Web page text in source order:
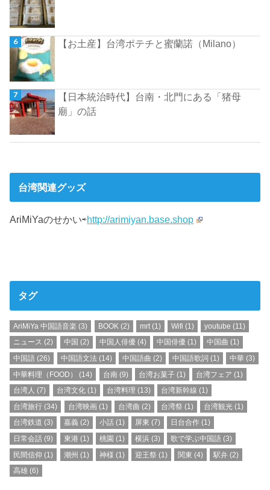
【お土産】台湾ポテチと蜜蘭諾（Milano）
【日本統治時代】台南・北門にある「猪母
廟」の話
台湾関連グッズ
AriMiYaのせかい⇨http://arimiyan.base.shop
タグ
AriMiYa 中国語音楽 (3) BOOK(2) mrt(1) Wifi (1) youtube (11)
ニュース (2) 中国 (2) 中国人俳優(4) 中国俳優 (1) 中国曲 (1)
中国語 (26) 中国語文法 (14) 中国語曲 (2) 中国語歌詞 (1) 中華 (3)
中華料理（FOOD）
(14) 台南 (9) 台湾お菓子(1) 台湾フェア (1)
台湾人 (7) 台湾文化(1) 台湾料理 (13) 台湾新幹線 (1)
台湾旅行 (34) 台湾映画(1) 台湾曲 (2) 台湾祭 (1) 台湾観光 (1)
台湾鉄道 (3) 嘉義 (2) 小話(1) 屏東 (7) 日台合作 (1)
日常会話 (9) 東港(1) 桃園 (1) 横浜 (3) 歌で学ぶ中国語 (3)
民間信仰 (1) 潮州 (1) 神様 (1) 迎王祭 (1) 関東 (4) 駅弁 (2)
高雄 (6)